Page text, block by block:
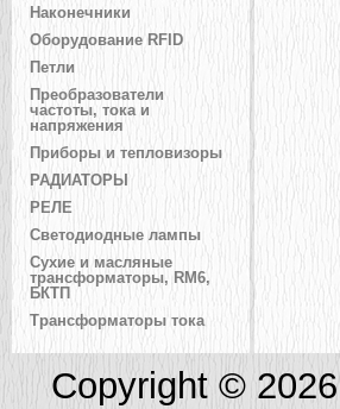
Наконечники
Оборудование RFID
Петли
Преобразователи
частоты, тока и
напряжения
Приборы и тепловизоры
РАДИАТОРЫ
РЕЛЕ
Светодиодные лампы
Сухие и масляные
трансформаторы, RM6,
БКТП
Трансформаторы тока
Copyright ©